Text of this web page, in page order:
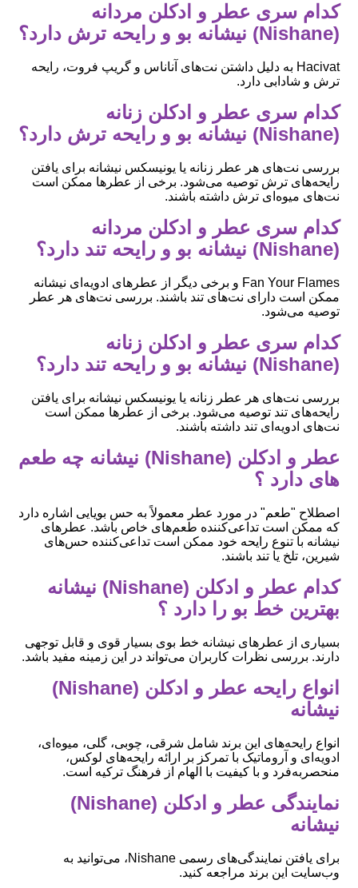
کدام سری عطر و ادکلن مردانه
(Nishane) نیشانه بو و رایحه ترش دارد؟
Hacivat به دلیل داشتن نت‌های آناناس و گریپ فروت، رایحه
ترش و شادابی دارد.
کدام سری عطر و ادکلن زنانه
(Nishane) نیشانه بو و رایحه ترش دارد؟
بررسی نت‌های هر عطر زنانه یا یونیسکس نیشانه برای یافتن
رایحه‌های ترش توصیه می‌شود. برخی از عطرها ممکن است
نت‌های میوه‌ای ترش داشته باشند.
کدام سری عطر و ادکلن مردانه
(Nishane) نیشانه بو و رایحه تند دارد؟
Fan Your Flames و برخی دیگر از عطرهای ادویه‌ای نیشانه
ممکن است دارای نت‌های تند باشند. بررسی نت‌های هر عطر
توصیه می‌شود.
کدام سری عطر و ادکلن زنانه
(Nishane) نیشانه بو و رایحه تند دارد؟
بررسی نت‌های هر عطر زنانه یا یونیسکس نیشانه برای یافتن
رایحه‌های تند توصیه می‌شود. برخی از عطرها ممکن است
نت‌های ادویه‌ای تند داشته باشند.
عطر و ادکلن (Nishane) نیشانه چه طعم
های دارد ؟
اصطلاح "طعم" در مورد عطر معمولاً به حس بویایی اشاره دارد
که ممکن است تداعی‌کننده طعم‌های خاص باشد. عطرهای
نیشانه با تنوع رایحه خود ممکن است تداعی‌کننده حس‌های
شیرین، تلخ یا تند باشند.
کدام عطر و ادکلن (Nishane) نیشانه
بهترین خط بو را دارد ؟
بسیاری از عطرهای نیشانه خط بوی بسیار قوی و قابل توجهی
دارند. بررسی نظرات کاربران می‌تواند در این زمینه مفید باشد.
انواع رایحه عطر و ادکلن (Nishane)
نیشانه
انواع رایحه‌های این برند شامل شرقی، چوبی، گلی، میوه‌ای،
ادویه‌ای و آروماتیک با تمرکز بر ارائه رایحه‌های لوکس،
منحصربه‌فرد و با کیفیت با الهام از فرهنگ ترکیه است.
نمایندگی عطر و ادکلن (Nishane)
نیشانه
برای یافتن نمایندگی‌های رسمی Nishane، می‌توانید به
وب‌سایت این برند مراجعه کنید.